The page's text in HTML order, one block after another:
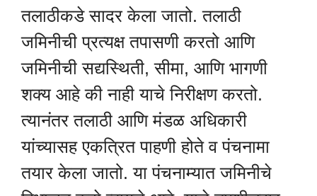
तलाठीकडे सादर केला जातो. तलाठी
जमिनीची प्रत्यक्ष तपासणी करतो आणि
जमिनीची सद्यस्थिती, सीमा, आणि भागणी
शक्य आहे की नाही याचे निरीक्षण करतो.
त्यानंतर तलाठी आणि मंडळ अधिकारी
यांच्यासह एकत्रित पाहणी होते व पंचनामा
तयार केला जातो. या पंचनाम्यात जमिनीचे